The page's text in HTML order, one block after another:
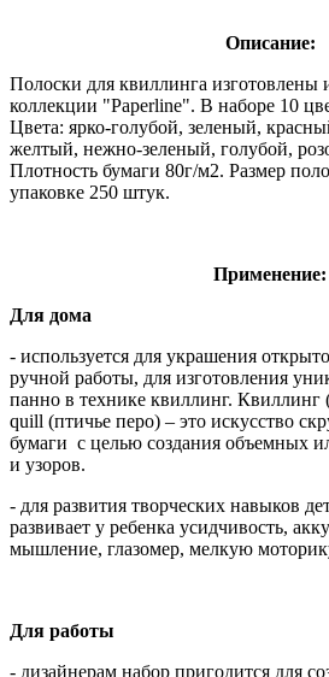
Описание:
Полоски для квиллинга изготовлены
коллекции "Paperline". В наборе 10
Цвета: ярко-голубой, зеленый,
желтый, нежно-зеленый, голубой,
Плотность бумаги 80г/м2. Размер
упаковке 250 штук.
Применение:
Для дома
- используется для украшения
ручной работы, для изготовления
панно в технике квиллинг. Квиллинг
quill (птичье перо) – это искусство
бумаги с целью создания объемных
и узоров.
- для развития творческих навыков
развивает у ребенка усидчивость,
мышление, глазомер, мелкую
Для работы
- дизайнерам набор пригодится для